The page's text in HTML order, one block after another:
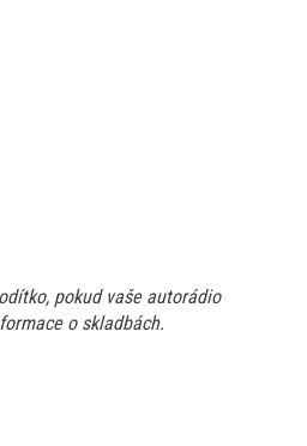
pokud vaše autorádio
o skladbách.